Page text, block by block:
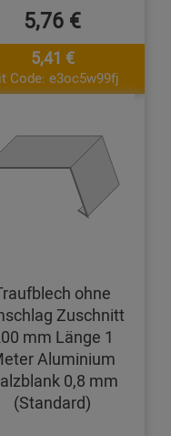
5,76 €
5,41 €
Code: e3oc5w99fj
ohne
Zuschnitt
mm Länge 1
Aluminium
0,8 mm
(Standard)